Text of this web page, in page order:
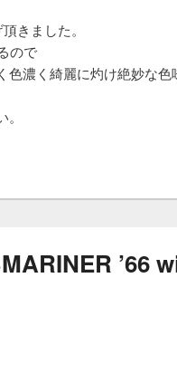
きました。
ので
濃く綺麗に灼け絶妙な
’66